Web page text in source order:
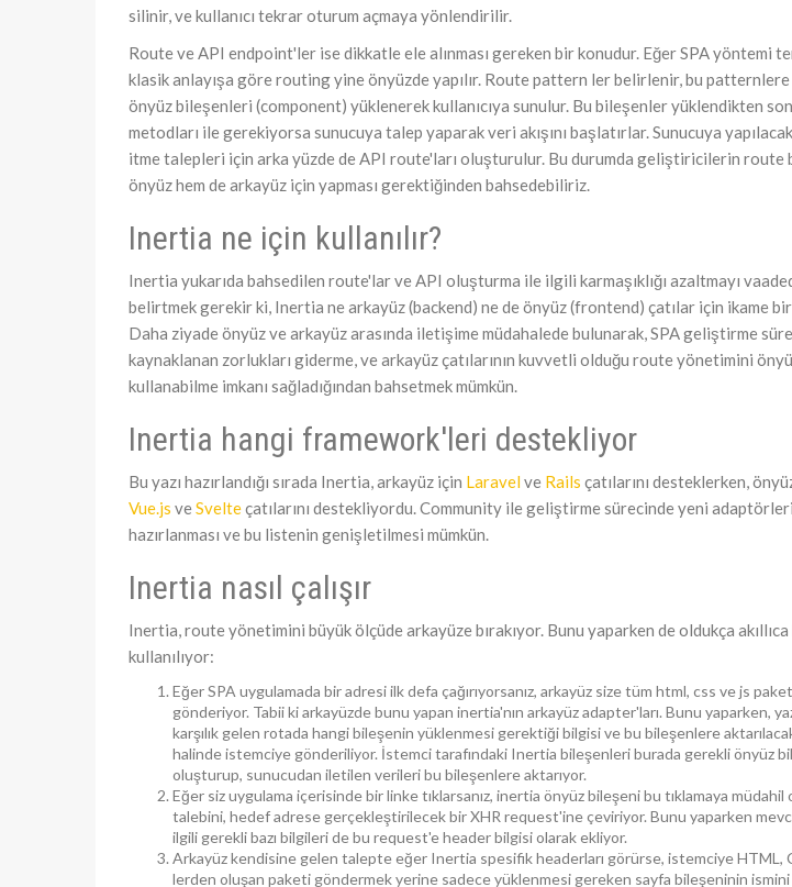
silinir, ve kullanıcı tekrar oturum açmaya yönlendirilir.
Route ve API endpoint'ler ise dikkatle ele alınması gereken bir konudur. Eğer SPA yöntemi
klasik anlayışa göre routing yine önyüzde yapılır. Route pattern ler belirlenir, bu
önyüz bileşenleri (component) yüklenerek kullanıcıya sunulur. Bu bileşenler yüklendikten
metodları ile gerekiyorsa sunucuya talep yaparak veri akışını başlatırlar. Sunucuya
itme talepleri için arka yüzde de API route'ları oluşturulur. Bu durumda geliştiricilerin route
önyüz hem de arkayüz için yapması gerektiğinden bahsedebiliriz.
Inertia ne için kullanılır?
Inertia yukarıda bahsedilen route'lar ve API oluşturma ile ilgili karmaşıklığı azaltmayı
belirtmek gerekir ki, Inertia ne arkayüz (backend) ne de önyüz (frontend) çatılar için ikame
Daha ziyade önyüz ve arkayüz arasında iletişime müdahalede bulunarak, SPA geliştirme
kaynaklanan zorlukları giderme, ve arkayüz çatılarının kuvvetli olduğu route yönetimini
kullanabilme imkanı sağladığından bahsetmek mümkün.
Inertia hangi framework'leri destekliyor
Bu yazı hazırlandığı sırada Inertia, arkayüz için Laravelve Rails çatılarını desteklerken,
Vue.js veSvelteçatılarını destekliyordu. Community ile geliştirme sürecinde yeni
hazırlanması ve bu listenin genişletilmesi mümkün.
Inertia nasıl çalışır
Inertia, route yönetimini büyük ölçüde arkayüze bırakıyor. Bunu yaparken de oldukça
kullanılıyor:
Eğer SPA uygulamada bir adresi ilk defa çağırıyorsanız, arkayüz size tüm html, css ve js
gönderiyor. Tabii ki arkayüzde bunu yapan inertia'nın arkayüz adapter'ları. Bunu yaparken,
karşılık gelen rotada hangi bileşenin yüklenmesi gerektiği bilgisi ve bu bileşenlere
halinde istemciye gönderiliyor. İstemci tarafındaki Inertia bileşenleri burada gerekli önyüz
oluşturup, sunucudan iletilen verileri bu bileşenlere aktarıyor.
Eğer siz uygulama içerisinde bir linke tıklarsanız, inertia önyüz bileşeni bu tıklamaya müdahil
talebini, hedef adrese gerçekleştirilecek bir XHR request'ine çeviriyor. Bunu yaparken
ilgili gerekli bazı bilgileri de bu request'e header bilgisi olarak ekliyor.
Arkayüz kendisine gelen talepte eğer Inertia spesifik headerları görürse, istemciye HTML,
lerden oluşan paketi göndermek yerine sadece yüklenmesi gereken sayfa bileşeninin